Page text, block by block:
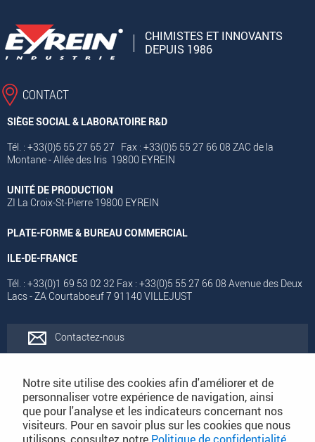
CHIMISTES ET INNOVANTS
DEPUIS 1986
CONTACT
SIÈGE SOCIAL & LABORATOIRE R&D
Tél. : +33(0)5 55 27 65 27 Fax : +33(0)5 55 27 66 08 ZAC de la
Montane - Allée des Iris 19800 EYREIN
UNITÉ DE PRODUCTION
ZI La Croix-St-Pierre 19800 EYREIN
PLATE-FORME & BUREAU COMMERCIAL
ILE-DE-FRANCE
Tél. : +33(0)1 69 53 02 32 Fax : +33(0)5 55 27 66 08 Avenue des Deux
Lacs - ZA Courtaboeuf 7 91140 VILLEJUST
Contactez-nous
Catalogues
Notre site utilise des cookies afin d'améliorer et de
personnaliser votre expérience de navigation, ainsi
que pour l'analyse et les indicateurs concernant nos
visiteurs. Pour en savoir plus sur les cookies que nous